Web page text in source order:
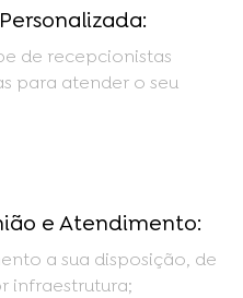
de recepcionistas
para atender o seu
e Atendimento:
a sua disposição, de
infraestrutura;